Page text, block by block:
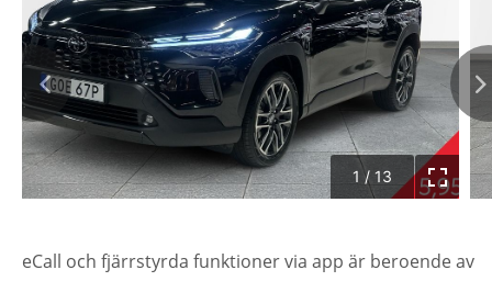
1 / 13
eCall och fjärrstyrda funktioner via app är beroende av